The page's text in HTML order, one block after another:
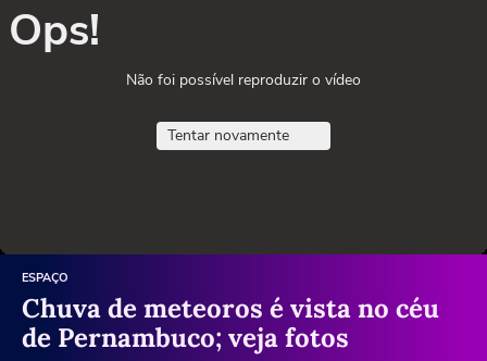
Ops!
Não foi possível reproduzir o vídeo
Tentar novamente
ESPAÇO
Chuva de meteoros é vista no céu
de Pernambuco; veja fotos